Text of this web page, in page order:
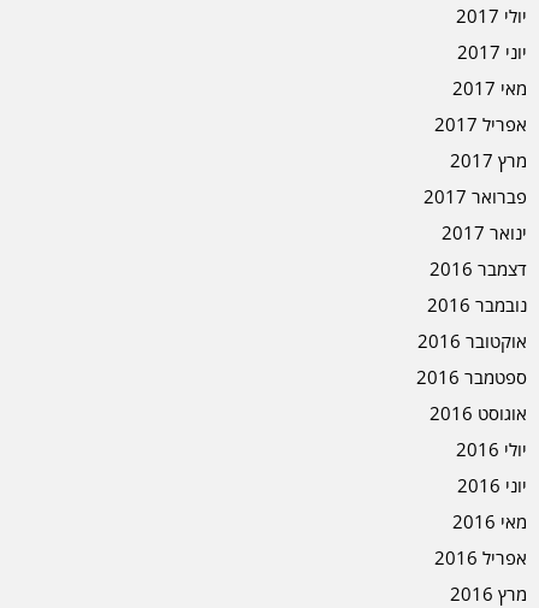
יולי 2017
יוני 2017
מאי 2017
אפריל 2017
מרץ 2017
פברואר 2017
ינואר 2017
דצמבר 2016
נובמבר 2016
אוקטובר 2016
ספטמבר 2016
אוגוסט 2016
יולי 2016
יוני 2016
מאי 2016
אפריל 2016
מרץ 2016